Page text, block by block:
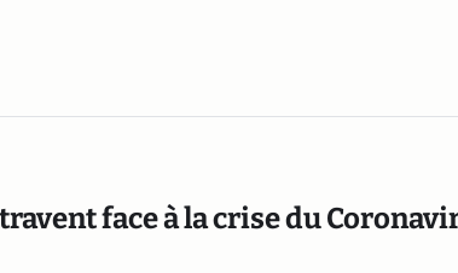
face à la crise du